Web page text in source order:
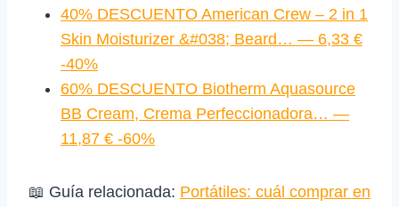
40% DESCUENTO American Crew – 2 in 1
Skin Moisturizer &#038; Beard… — 6,33 €
-40%
60% DESCUENTO Biotherm Aquasource
BB Cream, Crema Perfeccionadora… —
11,87 € -60%
📖 Guía relacionada: Portátiles: cuál comprar en